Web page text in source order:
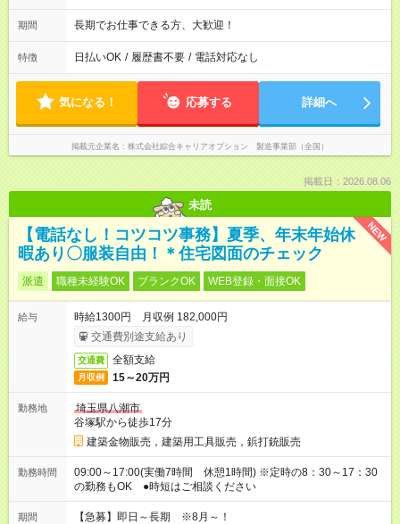
期間 長期でお仕事できる方、大歓迎！
特徴 日払いOK / 履歴書不要 / 電話対応なし
気になる！ 応募する 詳細へ
掲載元企業名 株式会社綜合キャリアオプション 製造事業部（全国）
掲載日：2026.08.06
未読
NEW
【電話なし！コツコツ事務】夏季、年末年始休
暇あり〇服装自由！＊住宅図面のチェック
派遣 職種未経験OK ブランクOK WEB登録・面接OK
給与
時給1300円 月収例 182,000円
交通費別途支給あり
交通費 全額支給
月収例 15～20万円
勤務地
埼玉県八潮市
谷塚駅から徒歩17分
建築金物販売，建築用工具販売，鋲打銃販売
勤務時間
09:00～17:00(実働7時間 休憩1時間) ※定時の8：30～17：30
の勤務もOK ●時短はご相談ください
期間 【急募】即日～長期 ※8月～！